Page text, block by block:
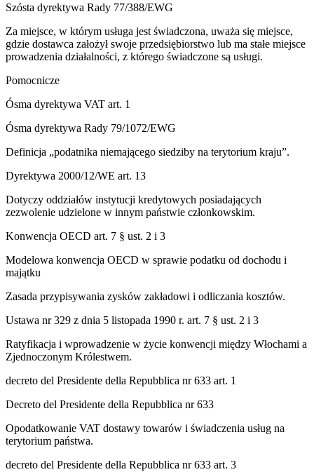
Szósta dyrektywa Rady 77/388/EWG
Za miejsce, w którym usługa jest świadczona, uważa się miejsce,
gdzie dostawca założył swoje przedsiębiorstwo lub ma stałe miejsce
prowadzenia działalności, z którego świadczone są usługi.
Pomocnicze
Ósma dyrektywa VAT art. 1
Ósma dyrektywa Rady 79/1072/EWG
Definicja „podatnika niemającego siedziby na terytorium kraju”.
Dyrektywa 2000/12/WE art. 13
Dotyczy oddziałów instytucji kredytowych posiadających
zezwolenie udzielone w innym państwie członkowskim.
Konwencja OECD art. 7 § ust. 2 i 3
Modelowa konwencja OECD w sprawie podatku od dochodu i
majątku
Zasada przypisywania zysków zakładowi i odliczania kosztów.
Ustawa nr 329 z dnia 5 listopada 1990 r. art. 7 § ust. 2 i 3
Ratyfikacja i wprowadzenie w życie konwencji między Włochami a
Zjednoczonym Królestwem.
decreto del Presidente della Repubblica nr 633 art. 1
Decreto del Presidente della Repubblica nr 633
Opodatkowanie VAT dostawy towarów i świadczenia usług na
terytorium państwa.
decreto del Presidente della Repubblica nr 633 art. 3